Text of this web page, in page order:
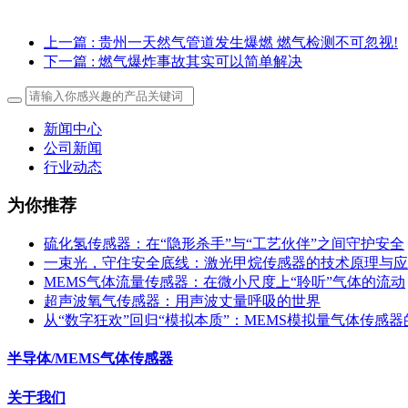
上一篇 : 贵州一天然气管道发生爆燃 燃气检测不可忽视!
下一篇 : 燃气爆炸事故其实可以简单解决
新闻中心
公司新闻
行业动态
为你推荐
硫化氢传感器：在“隐形杀手”与“工艺伙伴”之间守护安全
一束光，守住安全底线：激光甲烷传感器的技术原理与应
MEMS气体流量传感器：在微小尺度上“聆听”气体的流动
超声波氧气传感器：用声波丈量呼吸的世界
从“数字狂欢”回归“模拟本质”：MEMS模拟量气体传感
半导体/MEMS气体传感器
关于我们